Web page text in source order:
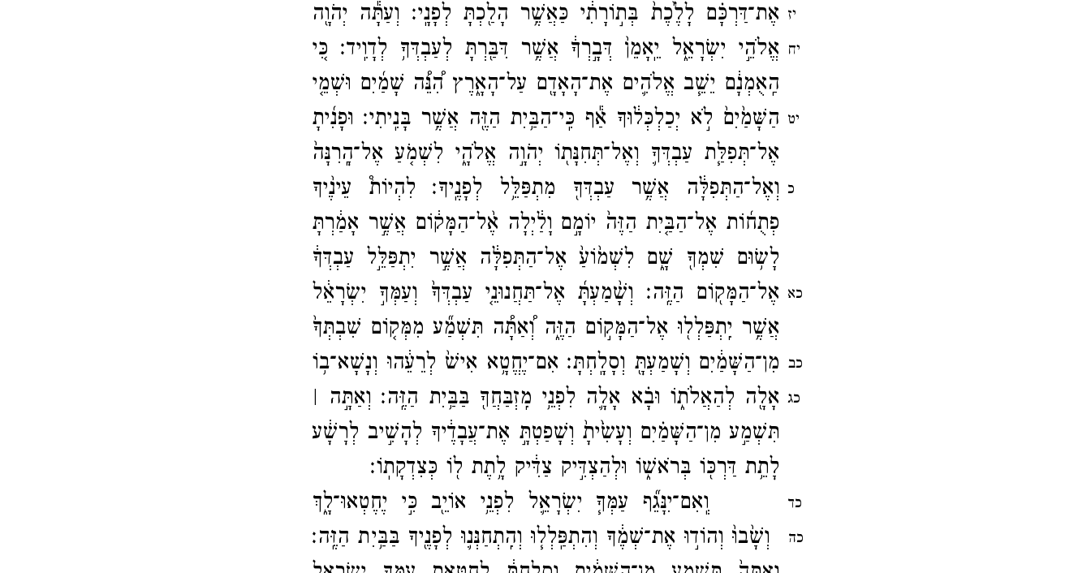
אֶת־​דַּרְכָּ֗ם לָלֶ֙כֶת֙ בְּת֣וֹרָתִ֔י כַּאֲשֶׁ֥ר הָלַ֖כְתָּ לְפָנָֽי׃ יז
וְעַתָּ֕ה יְהֹוָ֖ה
אֱלֹהֵ֣י יִשְׂרָאֵ֑ל יֵֽאָמֵן֙ דְּבָ֣רְךָ֔ אֲשֶׁ֥ר דִּבַּ֖רְתָּ לְעַבְדְּךָ֥ לְדָוִֽיד׃ יח
כִּ֚י
הַֽאֻמְנָ֔ם יֵשֵׁ֧ב אֱלֹהִ֛ים אֶת־​הָאָדָ֖ם עַל־​הָאָ֑רֶץ הִ֠נֵּ֠ה שָׁמַ֜יִם וּשְׁמֵ֤י
הַשָּׁמַ֙יִם֙ לֹ֣א יְכַלְכְּל֔וּךָ אַ֕ף כִּֽי־​הַבַּ֥יִת הַזֶּ֖ה אֲשֶׁ֥ר בָּנִֽיתִי׃ יט
וּפָנִ֜יתָ
אֶל־​תְּפִלַּ֧ת עַבְדְּךָ֛ וְאֶל־​תְּחִנָּת֖וֹ יְהֹוָ֣ה אֱלֹהָ֑י לִשְׁמֹ֤עַ אֶל־​הָֽרִנָּה֙
וְאֶל־​הַתְּפִלָּ֔ה אֲשֶׁ֥ר עַבְדְּךָ֖ מִתְפַּלֵּ֥ל לְפָנֶֽיךָ׃ כ
לִהְיוֹת֩ עֵינֶ֨יךָ
פְתֻח֜וֹת אֶל־​הַבַּ֤יִת הַזֶּה֙ יוֹמָ֣ם וָלַ֔יְלָה אֶ֨ל־​הַמָּק֔וֹם אֲשֶׁ֣ר אָמַ֔רְתָּ
לָשׂ֥וּם שִׁמְךָ֖ שָׁ֑ם לִשְׁמ֙וֹעַ֙ אֶל־​הַתְּפִלָּ֔ה אֲשֶׁ֣ר יִתְפַּלֵּ֣ל עַבְדְּךָ֔
אֶל־​הַמָּק֖וֹם הַזֶּֽה׃ כא
וְשָׁ֨מַעְתָּ֜ אֶל־​תַּחֲנוּנֵ֤י עַבְדְּךָ֙ וְעַמְּךָ֣ יִשְׂרָאֵ֔ל
אֲשֶׁ֥ר יִֽתְפַּלְל֖וּ אֶל־​הַמָּק֣וֹם הַזֶּ֑ה וְ֠אַתָּ֠ה תִּשְׁמַ֞ע מִמְּק֤וֹם שִׁבְתְּךָ֙
מִן־​הַשָּׁמַ֔יִם וְשָׁמַעְתָּ֖ וְסָלָֽחְתָּ׃ כב
אִם־​יֶחֱטָ֥א אִישׁ֙ לְרֵעֵ֔הוּ וְנָשָׁא־​ב֥וֹ
אָלָ֖ה לְהַאֲלֹת֑וֹ וּבָ֗א אָלָ֛ה לִפְנֵ֥י מִֽזְבַּחֲךָ֖ בַּבַּ֥יִת הַזֶּֽה׃ כג
וְאַתָּ֣ה ׀
תִּשְׁמַ֣ע מִן־​הַשָּׁמַ֗יִם וְעָשִׂ֙יתָ֙ וְשָׁפַטְתָּ֣ אֶת־​עֲבָדֶ֔יךָ לְהָשִׁ֣יב לְרָשָׁ֔ע
לָתֵ֥ת דַּרְכּ֖וֹ בְּרֹאשׁ֑וֹ וּלְהַצְדִּ֣יק צַדִּ֔יק לָ֥תֶת ל֖וֹ כְּצִדְקָתֽוֹ׃
כד
וְֽאִם־​יִנָּגֵ֞ף עַמְּךָ֧ יִשְׂרָאֵ֛ל לִפְנֵ֥י אוֹיֵ֖ב כִּ֣י יֶחֶטְאוּ־​לָ֑ךְ
וְשָׁ֙בוּ֙ וְהוֹד֣וּ אֶת־​שְׁמֶ֔ךָ וְהִתְפַּֽלְל֧וּ וְהִֽתְחַנְּנ֛וּ לְפָנֶ֖יךָ בַּבַּ֥יִת הַזֶּֽה׃
כה